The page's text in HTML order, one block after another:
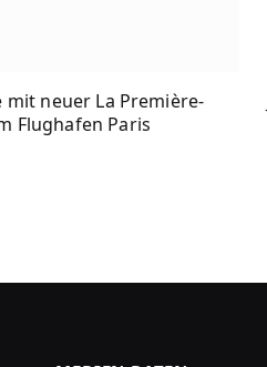
mit neuer La Première-
Flughafen Paris